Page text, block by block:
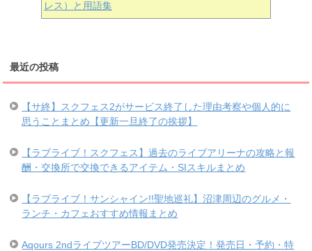
レス）と用語集
最近の投稿
【サ終】スクフェス2がサービス終了した理由考察や個人的に
思うことまとめ【更新一旦終了の挨拶】
【ラブライブ！スクフェス】過去のライブアリーナの攻略と報
酬・交換所で交換できるアイテム・SIスキルまとめ
【ラブライブ！サンシャイン!!聖地巡礼】沼津周辺のグルメ・
ランチ・カフェおすすめ情報まとめ
Aqours 2ndライブツアーBD/DVD発売決定！発売日・予約・特